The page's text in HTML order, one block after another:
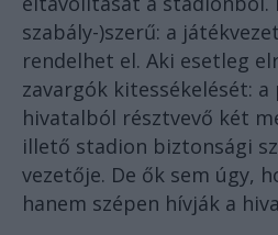
szabály-)szerű: a
rendelhet el. Aki esetleg
zavargók kitessékelését:
hivatalból résztvevő két
illető stadion biztonsági
vezetője. De ők sem úgy,
hanem szépen hívják a